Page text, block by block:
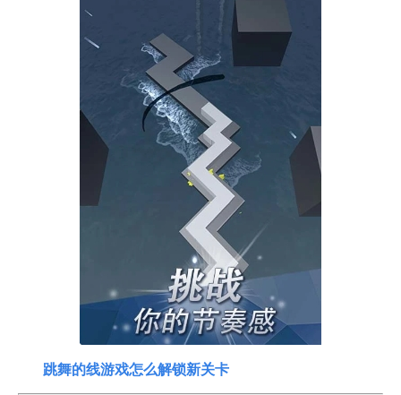
跳舞的线游戏怎么解锁新关卡